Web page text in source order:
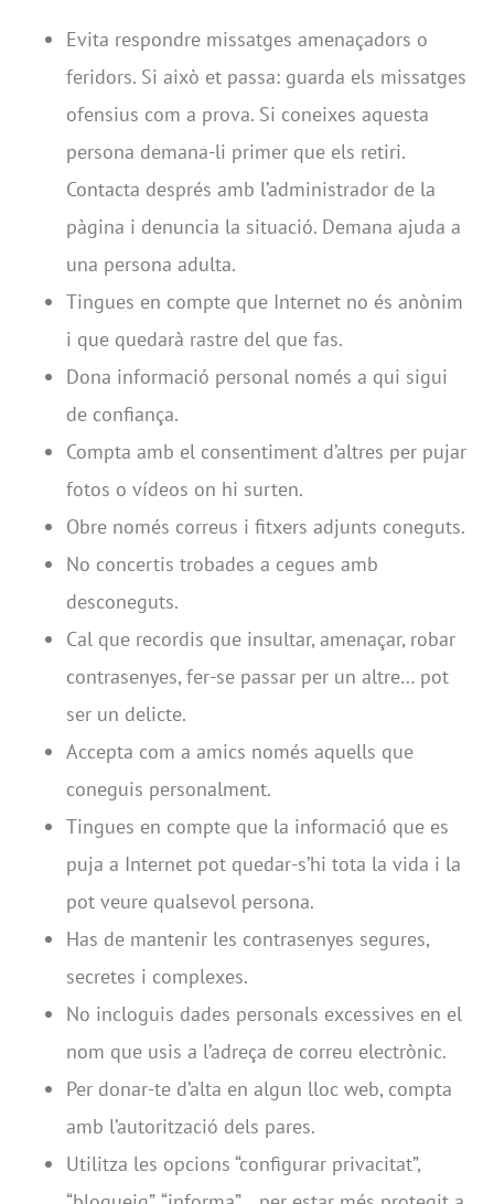
Evita respondre missatges amenaçadors o
feridors. Si això et passa: guarda els missatges
ofensius com a prova. Si coneixes aquesta
persona demana-li primer que els retiri.
Contacta després amb l’administrador de la
pàgina i denuncia la situació. Demana ajuda a
una persona adulta.
Tingues en compte que Internet no és anònim
i que quedarà rastre del que fas.
Dona informació personal només a qui sigui
de confiança.
Compta amb el consentiment d’altres per pujar
fotos o vídeos on hi surten.
Obre només correus i fitxers adjunts coneguts.
No concertis trobades a cegues amb
desconeguts.
Cal que recordis que insultar, amenaçar, robar
contrasenyes, fer-se passar per un altre… pot
ser un delicte.
Accepta com a amics només aquells que
coneguis personalment.
Tingues en compte que la informació que es
puja a Internet pot quedar-s’hi tota la vida i la
pot veure qualsevol persona.
Has de mantenir les contrasenyes segures,
secretes i complexes.
No incloguis dades personals excessives en el
nom que usis a l’adreça de correu electrònic.
Per donar-te d’alta en algun lloc web, compta
amb l’autorització dels pares.
Utilitza les opcions “configurar privacitat”,